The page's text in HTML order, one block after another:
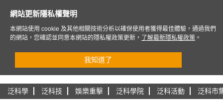
泛科學 泛科技 娛樂重擊 泛科學院 泛科活動 泛科市
網站更新隱私權聲明
本網站使用 cookie 及其他相關技術分析以確保使用者獲得最佳體驗，通過我們
的網站，您確認並同意本網站的隱私權政策更新，
了解最新隱私權政策 。
我知道了